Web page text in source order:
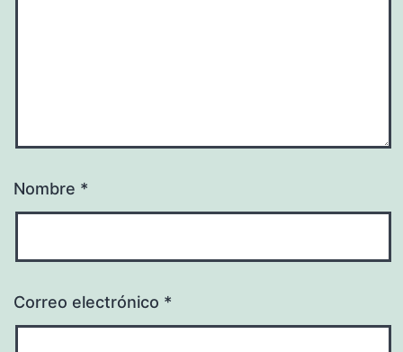
Nombre *
Correo electrónico *